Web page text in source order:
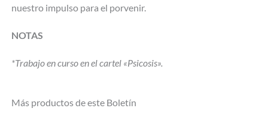
nuestro impulso para el porvenir.
NOTAS
*Trabajo en curso en el cartel «Psicosis».
Más productos de este Boletín